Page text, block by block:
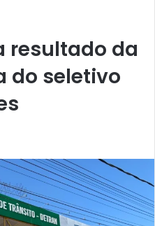
resultado da
do seletivo